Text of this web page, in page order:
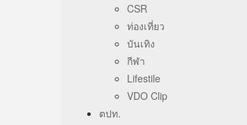
CSR
ท่องเที่ยว
บันเทิง
กีฬา
Lifestile
VDO Clip
ตปท.